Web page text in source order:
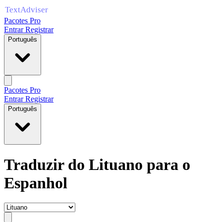
Pacotes Pro
EntrarRegistrar
Português
Pacotes Pro
EntrarRegistrar
Português
Traduzir do Lituano para o
Espanhol